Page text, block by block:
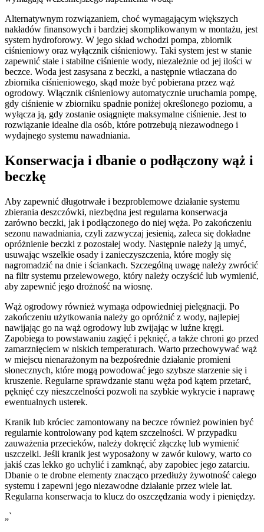
Alternatywnym rozwiązaniem, choć wymagającym większych
nakładów finansowych i bardziej skomplikowanym w montażu, jest
system hydroforowy. W jego skład wchodzi pompa, zbiornik
ciśnieniowy oraz wyłącznik ciśnieniowy. Taki system jest w stanie
zapewnić stałe i stabilne ciśnienie wody, niezależnie od jej ilości w
beczce. Woda jest zasysana z beczki, a następnie wtłaczana do
zbiornika ciśnieniowego, skąd może być pobierana przez wąż
ogrodowy. Włącznik ciśnieniowy automatycznie uruchamia pompę,
gdy ciśnienie w zbiorniku spadnie poniżej określonego poziomu, a
wyłącza ją, gdy zostanie osiągnięte maksymalne ciśnienie. Jest to
rozwiązanie idealne dla osób, które potrzebują niezawodnego i
wydajnego systemu nawadniania.
Konserwacja i dbanie o podłączony wąż i
beczkę
Aby zapewnić długotrwałe i bezproblemowe działanie systemu
zbierania deszczówki, niezbędna jest regularna konserwacja
zarówno beczki, jak i podłączonego do niej węża. Po zakończeniu
sezonu nawadniania, czyli zazwyczaj jesienią, zaleca się dokładne
opróżnienie beczki z pozostałej wody. Następnie należy ją umyć,
usuwając wszelkie osady i zanieczyszczenia, które mogły się
nagromadzić na dnie i ściankach. Szczególną uwagę należy zwrócić
na filtr systemu przelewowego, który należy oczyścić lub wymienić,
aby zapewnić jego drożność na wiosnę.
Wąż ogrodowy również wymaga odpowiedniej pielęgnacji. Po
zakończeniu użytkowania należy go opróżnić z wody, najlepiej
nawijając go na wąż ogrodowy lub zwijając w luźne kręgi.
Zapobiega to powstawaniu zagięć i pęknięć, a także chroni go przed
zamarznięciem w niskich temperaturach. Warto przechowywać wąż
w miejscu nienarażonym na bezpośrednie działanie promieni
słonecznych, które mogą powodować jego szybsze starzenie się i
kruszenie. Regularne sprawdzanie stanu węża pod kątem przetarć,
pęknięć czy nieszczelności pozwoli na szybkie wykrycie i naprawę
ewentualnych usterek.
Kranik lub króciec zamontowany na beczce również powinien być
regularnie kontrolowany pod kątem szczelności. W przypadku
zauważenia przecieków, należy dokręcić złączkę lub wymienić
uszczelki. Jeśli kranik jest wyposażony w zawór kulowy, warto co
jakiś czas lekko go uchylić i zamknąć, aby zapobiec jego zatarciu.
Dbanie o te drobne elementy znacząco przedłuży żywotność całego
systemu i zapewni jego niezawodne działanie przez wiele lat.
Regularna konserwacja to klucz do oszczędzania wody i pieniędzy.
„`